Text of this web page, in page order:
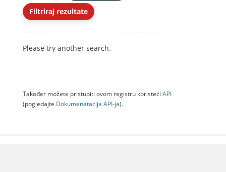
Filtriraj rezultate
Please try another search.
Također možete pristupiti ovom registru koristeći API
(pogledajte Dokumenаtаcijа API-jа).